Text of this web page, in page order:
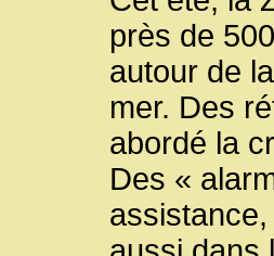
près de
autour de
mer. Des
abordé la
Des «